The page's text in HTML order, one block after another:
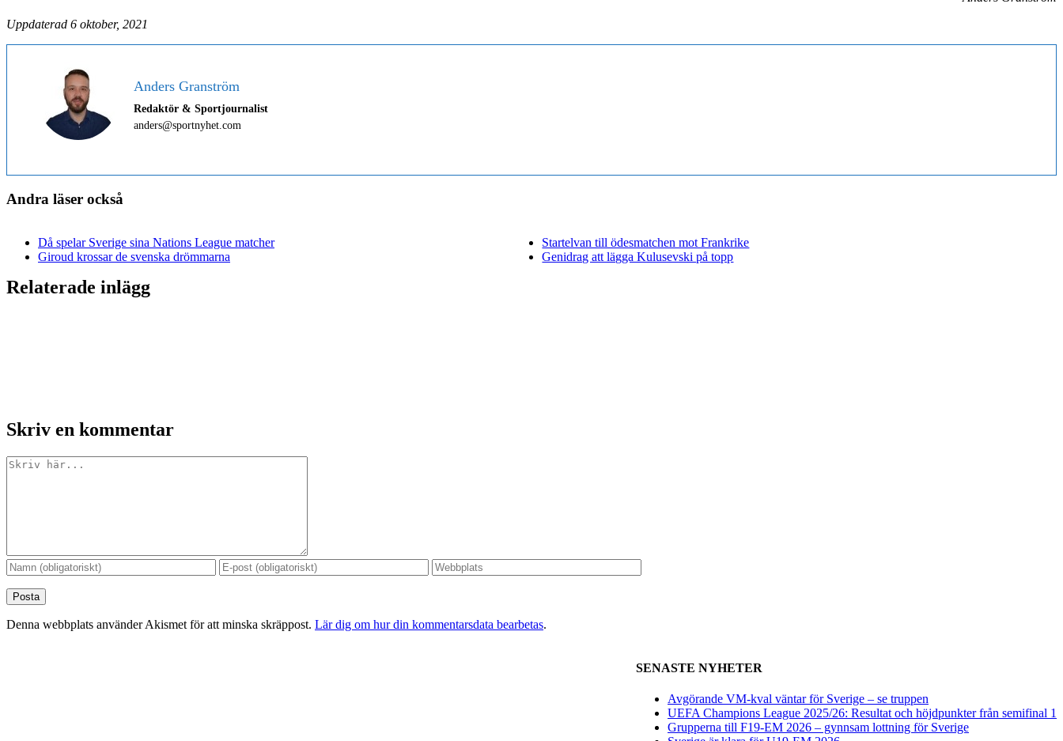
Uppdaterad 6 oktober, 2021
Anders Granström
Redaktör & Sportjournalist
anders@sportnyhet.com
Andra läser också
Då spelar Sverige sina Nations League matcher
Giroud krossar de svenska drömmarna
Startelvan till ödesmatchen mot Frankrike
Genidrag att lägga Kulusevski på topp
Relaterade inlägg
Skriv en kommentar
Kommentar
Denna webbplats använder Akismet för att minska skräppost. Lär dig om hur din kommentarsdata bearbetas.
SENASTE NYHETER
Avgörande VM-kval väntar för Sverige – se truppen
UEFA Champions League 2025/26: Resultat och höjdpunkter från semifinal 1
Grupperna till F19-EM 2026 – gynnsam lottning för Sverige